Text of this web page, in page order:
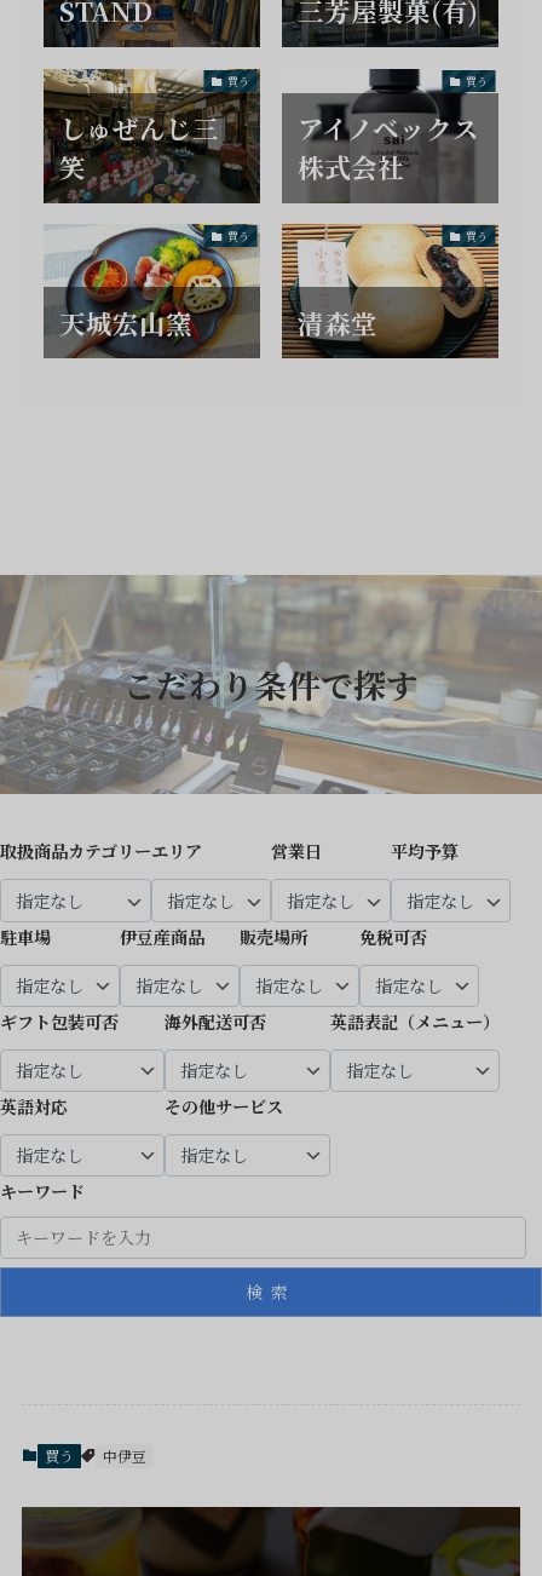
STAND 三芳屋製菓(有)
買う
しゅぜんじ三
笑
買う
アイノベックス
株式会社
買う
天城宏山窯
買う
清森堂
こだわり条件で探す
取扱商品カテゴリーエリア 営業日 平均予算
駐車場 伊豆産商品 販売場所 免税可否
ギフト包装可否 海外配送可否 英語表記（メニュー）
英語対応 その他サービス
キーワード
検索
買う 中伊豆